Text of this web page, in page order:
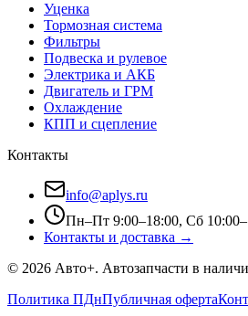
Уценка
Тормозная система
Фильтры
Подвеска и рулевое
Электрика и АКБ
Двигатель и ГРМ
Охлаждение
КПП и сцепление
Контакты
info@aplys.ru
Пн–Пт 9:00–18:00, Сб
Контакты и доставка →
© 2026 Авто+. Автозапчасти в
Политика ПДнПубличная оферта